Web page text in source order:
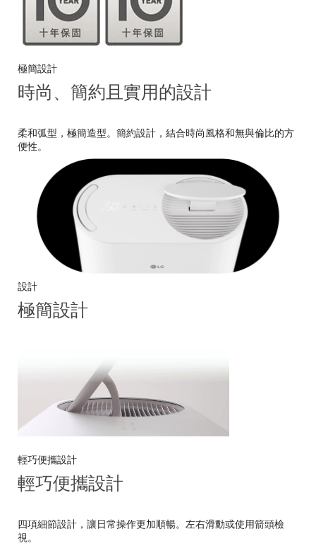
極簡設計
時尚、簡約且實用的設計
柔和弧型，極簡造型。簡約設計，結合時尚風格和無與倫比的方
便性。
設計
極簡設計
輕巧便攜設計
輕巧便攜設計
四項細節設計，讓日常操作更加順暢。左右滑動或使用箭頭檢
視。